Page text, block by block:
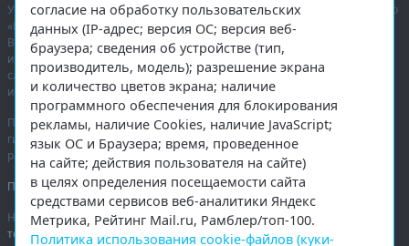
Учредитель — общество с ограниченной ответственностью «Агентство
«Правда Севера».
Выписка из реестра зарегистрированных средств массовой
информации:
ЭЛ № ФС 77-74226 от 09.11.2018 выдано Федеральной
службой по надзору в сфере связи, информационных технологий
и массовых коммуникаций (Роскомнадзор).
При полном или частичном использовании любых материалов
гиперссылка на region29.ruобязательна. Копирование материалов без
разрешения администрации сайта запрещено.
Правовая информация.
На информационном ресурсе применяютсярекомендательные
технологии.
согласие на обработку пользовательских
данных (IP-адрес; версия ОС; версия веб-
браузера; сведения об устройстве (тип,
производитель, модель); разрешение экрана
и количество цветов экрана; наличие
программного обеспечения для блокирования
рекламы, наличие Cookies, наличие JavaScript;
язык ОС и Браузера; время, проведенное
на сайте; действия пользователя на сайте)
в целях определения посещаемости сайта
средствами сервисов веб-аналитики Яндекс
Метрика, Рейтинг Mail.ru, Рамблер/топ-100.
Политика использования cookie-файлов (куки-